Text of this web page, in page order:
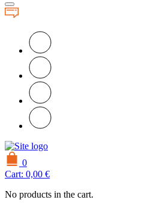
0
Cart: 0,00 €
No products in the cart.